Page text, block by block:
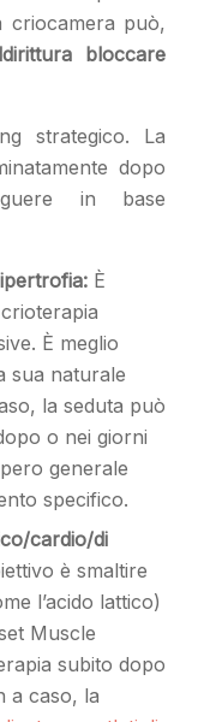
criocamera può,
bloccare
strategico. La
dopo
in base
È
È meglio
sua naturale
la seduta può
o nei giorni
generale
specifico.
cardio/di
è smaltire
l’acido lattico)
Muscle
subito dopo
a caso, la